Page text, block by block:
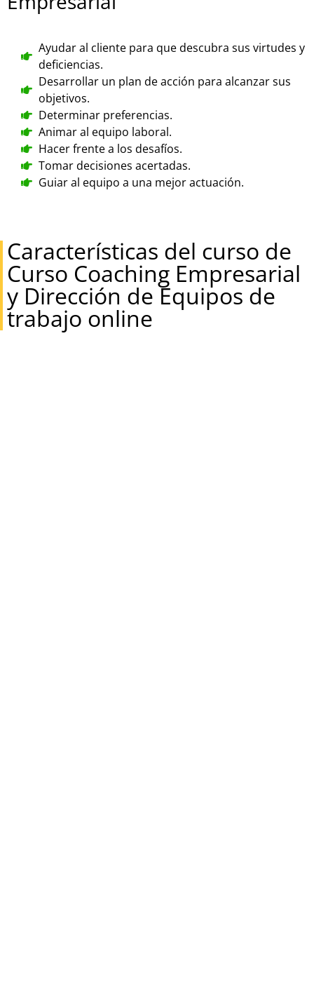
Ayudar al cliente para que descubra sus virtudes y
deficiencias.
Desarrollar un plan de acción para alcanzar sus
objetivos.
Determinar preferencias.
Animar al equipo laboral.
Hacer frente a los desafíos.
Tomar decisiones acertadas.
Guiar al equipo a una mejor actuación.
Características del curso de
Curso Coaching Empresarial
y Dirección de Equipos de
trabajo online